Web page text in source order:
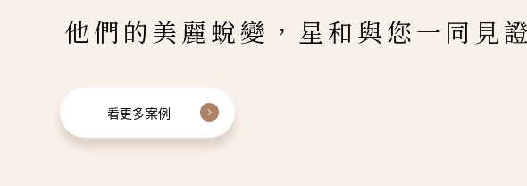
他們的美麗蛻變，星和與您一同見證
看更多案例